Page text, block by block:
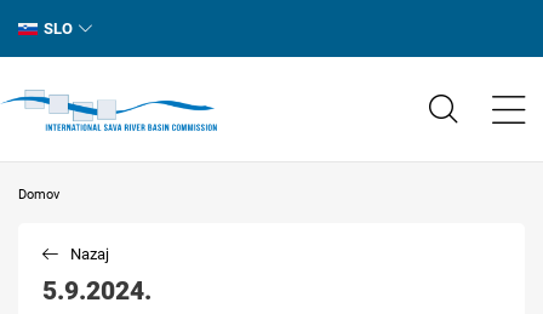
SLO
Domov
5.9.2024.
Nazaj